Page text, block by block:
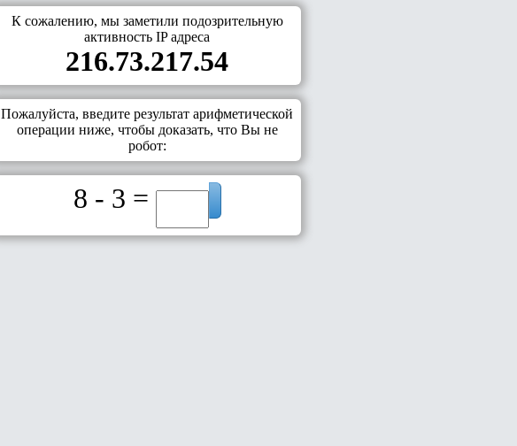
К сожалению, мы заметили подозрительную
активность IP адреса
216.73.217.54
Пожалуйста, введите результат арифметической
операции ниже, чтобы доказать, что Вы не
робот:
8 - 3 =